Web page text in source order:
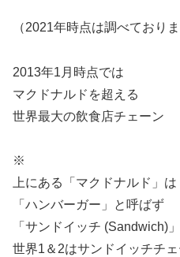
（2021年時点は調べており
2013年1月時点では
マクドナルドを超える
世界最大の飲食店チェーン
※
上にある「マクドナルド」は
「ハンバーガー」と呼ばず
「サンドイッチ (Sandwich)
世界1＆2はサンドイッチチェ